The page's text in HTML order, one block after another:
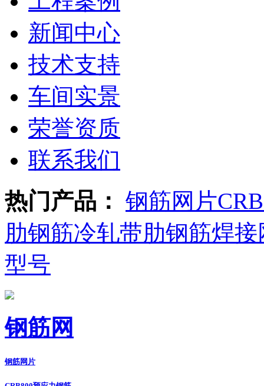
新闻中心
技术支持
车间实景
荣誉资质
联系我们
热门产品： 钢筋网片
肋钢筋冷轧带肋钢筋焊接
型号
钢筋网
钢筋网片